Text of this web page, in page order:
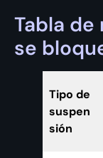
Tabla de
se
Tipo de
suspen
sión